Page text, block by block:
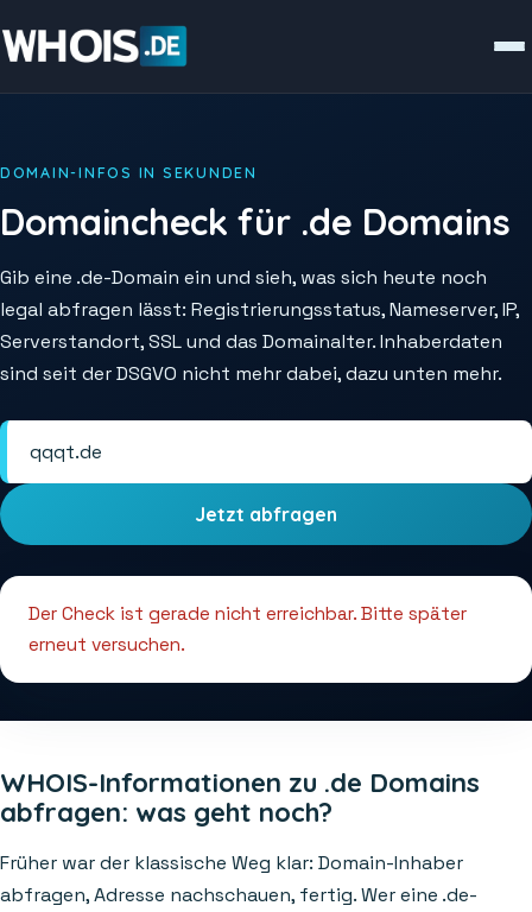
DOMAIN-INFOS IN SEKUNDEN
Domaincheck für .de Domains
Gib eine .de-Domain ein und sieh, was sich heute noch
legal abfragen lässt: Registrierungsstatus, Nameserver, IP,
Serverstandort, SSL und das Domainalter. Inhaberdaten
sind seit der DSGVO nicht mehr dabei, dazu unten mehr.
Jetzt abfragen
Der Check ist gerade nicht erreichbar. Bitte später
erneut versuchen.
WHOIS-Informationen zu .de Domains
abfragen: was geht noch?
Früher war der klassische Weg klar: Domain-Inhaber
abfragen, Adresse nachschauen, fertig. Wer eine .de-